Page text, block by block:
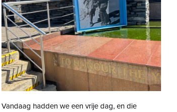
Vandaag hadden we een vrije dag, en die